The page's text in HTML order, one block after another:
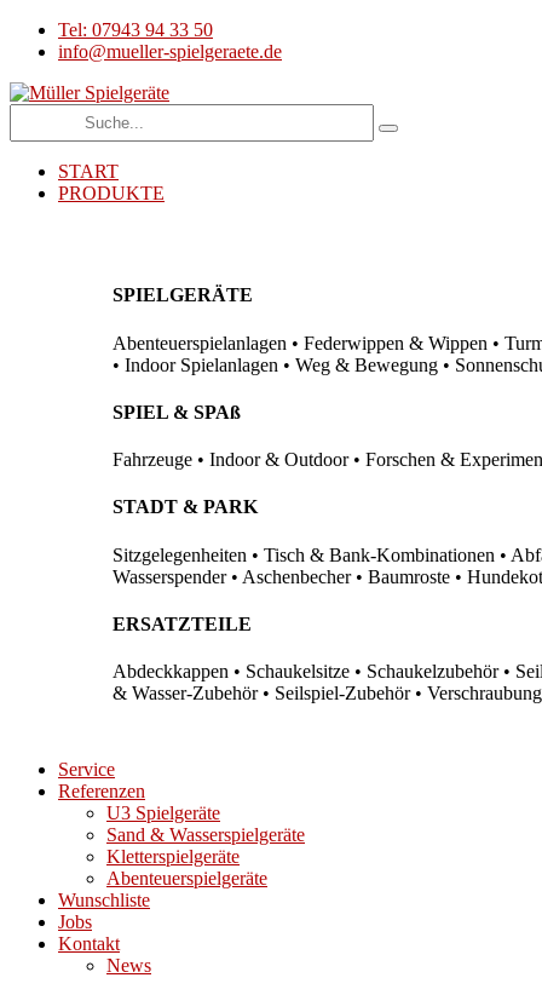
Tel: 07943 94 33 50
info@mueller-spielgeraete.de
START
PRODUKTE
SPIELGERÄTE
Abenteuerspielanlagen • Federwippen & Wippen •
• Indoor Spielanlagen • Weg & Bewegung •
SPIEL & SPAß
Fahrzeuge • Indoor & Outdoor • Forschen &
STADT & PARK
Sitzgelegenheiten • Tisch & Bank-Kombinationen •
Wasserspender • Aschenbecher • Baumroste •
ERSATZTEILE
Abdeckkappen • Schaukelsitze • Schaukelzubehör •
& Wasser-Zubehör • Seilspiel-Zubehör •
Service
Referenzen
U3 Spielgeräte
Sand & Wasserspielgeräte
Kletterspielgeräte
Abenteuerspielgeräte
Wunschliste
Jobs
Kontakt
News